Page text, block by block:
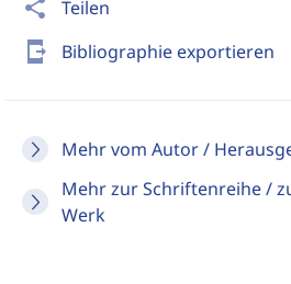
share Teilen
send_to_mobile Bibliographie exportieren
Mehr vom Autor /
Mehr zur Schriftenreihe /
Werk